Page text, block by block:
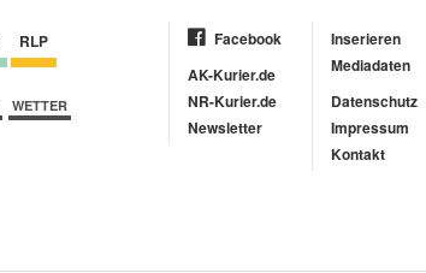
RLP
WETTER
Facebook
AK-Kurier.de
NR-Kurier.de
Newsletter
Inserieren
Mediadaten
Datenschutz
Impressum
Kontakt